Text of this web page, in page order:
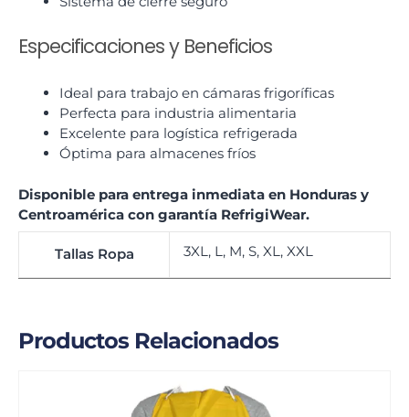
Especificaciones y Beneficios
Ideal para trabajo en cámaras frigoríficas
Perfecta para industria alimentaria
Excelente para logística refrigerada
Óptima para almacenes fríos
Disponible para entrega inmediata en Honduras y
Centroamérica con garantía RefrigiWear.
Tallas Ropa 3XL, L, M, S, XL, XXL
Productos Relacionados